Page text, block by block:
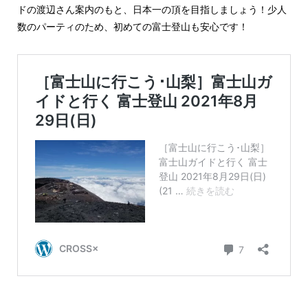
ドの渡辺さん案内のもと、日本一の頂を目指しましょう！少人
数のパーティのため、初めての富士登山も安心です！